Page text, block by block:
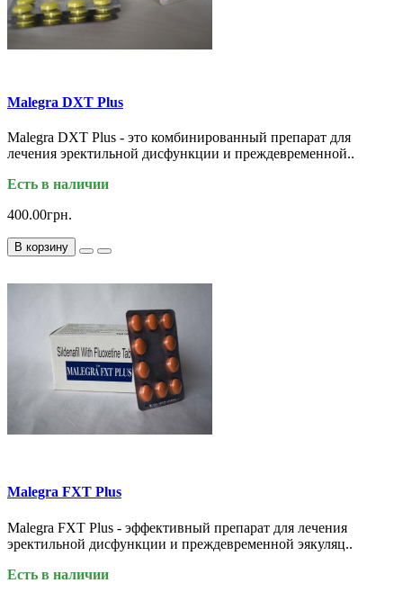
Malegra DXT Plus
Malegra DXT Plus - это комбинированный препарат для
лечения эректильной дисфункции и преждевременной..
Есть в наличии
400.00грн.
В корзину
Malegra FXT Plus
Malegra FXT Plus - эффективный препарат для лечения
эректильной дисфункции и преждевременной эякуляц..
Есть в наличии